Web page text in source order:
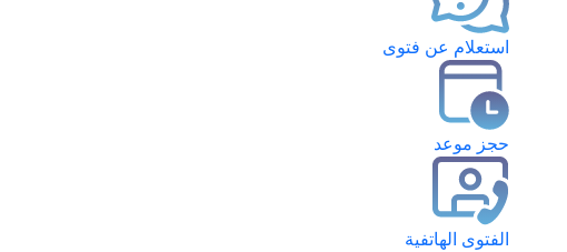
استعلام عن فتوى
حجز موعد
الفتوى الهاتفية